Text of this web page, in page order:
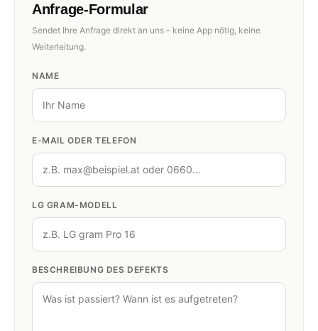
Anfrage-Formular
Sendet Ihre Anfrage direkt an uns – keine App nötig, keine
Weiterleitung.
NAME
E-MAIL ODER TELEFON
LG GRAM-MODELL
BESCHREIBUNG DES DEFEKTS